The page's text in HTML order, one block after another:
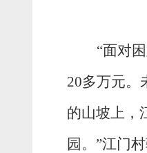
“面对
20多万元。
的山坡上，
园。”江门